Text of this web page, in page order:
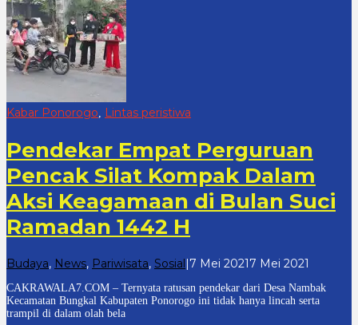
Kabar Ponorogo, Lintas peristiwa
Pendekar Empat Perguruan
Pencak Silat Kompak Dalam
Aksi Keagamaan di Bulan Suci
Ramadan 1442 H
Budaya, News, Pariwisata, Sosial|7 Mei 20217 Mei 2021
7
CAKRAWALA7.COM – Ternyata ratusan pendekar dari Desa Nambak
Kecamatan Bungkal Kabupaten Ponorogo ini tidak hanya lincah serta
trampil di dalam olah bela